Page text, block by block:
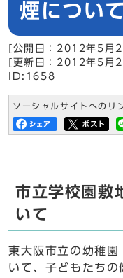
煙について
[公開日：2012年5月
[更新日：2012年5月
ID:1658
ソーシャルサイトへのリ
市立学校園敷
いて
東大阪市立の幼稚園
いて、子どもたち